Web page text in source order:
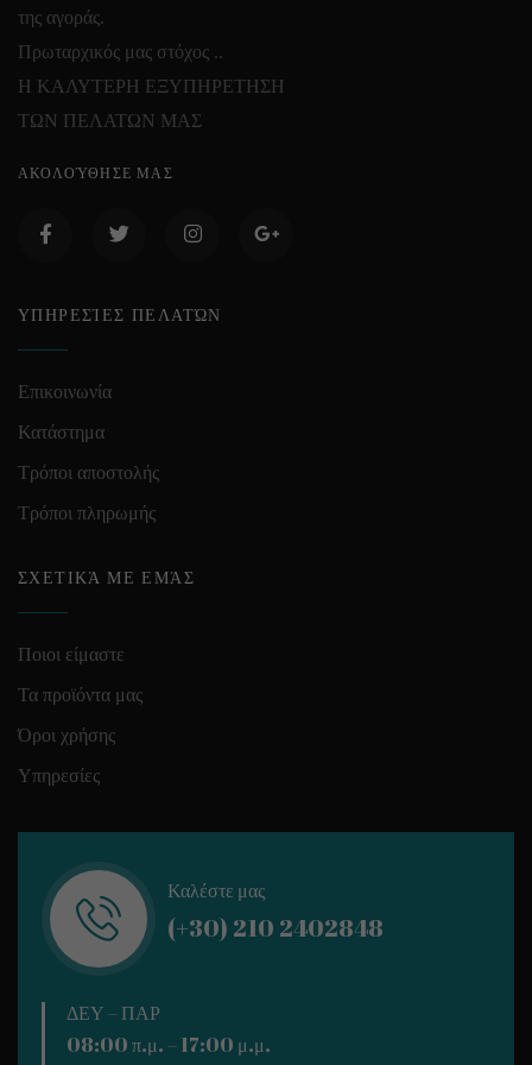
της αγοράς.
Πρωταρχικός μας στόχος ..
Η ΚΑΛΥΤΕΡΗ ΕΞΥΠΗΡΕΤΗΣΗ
ΤΩΝ ΠΕΛΑΤΩΝ ΜΑΣ
ΑΚΟΛΟΎΘΗΣΕ ΜΑΣ
ΥΠΗΡΕΣΊΕΣ ΠΕΛΑΤΏΝ
Επικοινωνία
Κατάστημα
Τρόποι αποστολής
Τρόποι πληρωμής
ΣΧΕΤΙΚΆ ΜΕ ΕΜΆΣ
Ποιοι είμαστε
Τα προϊόντα μας
Όροι χρήσης
Υπηρεσίες
Καλέστε μας
(+30) 210 2402848
ΔΕΥ – ΠΑΡ
08:00 π.μ. – 17:00 μ.μ.